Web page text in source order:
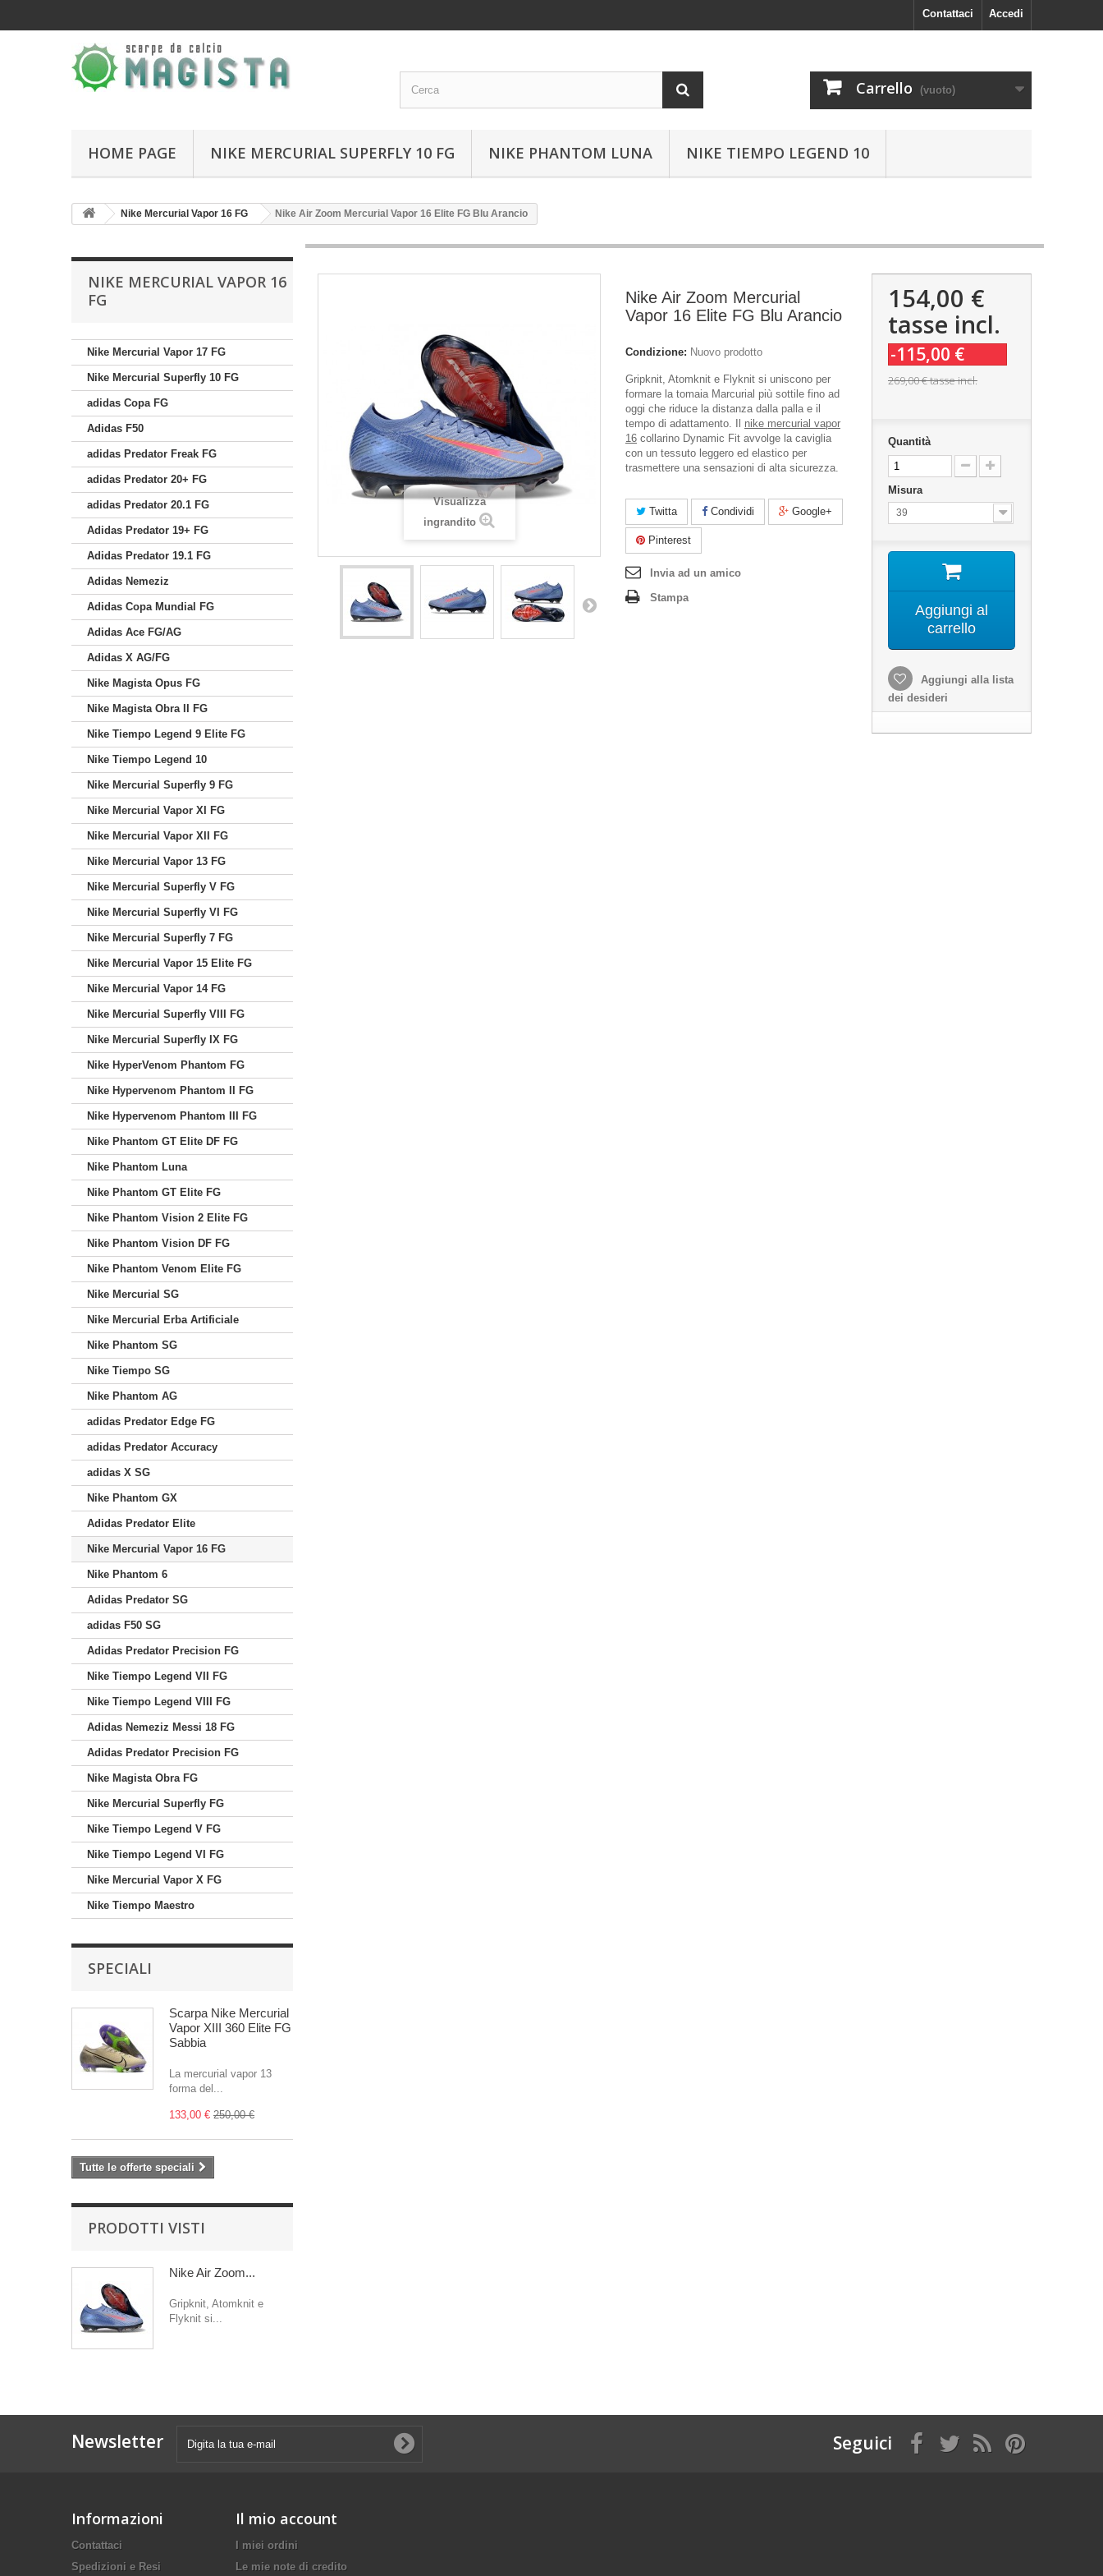
Accedi
Contattaci
Carrello (vuoto)
HOME PAGE NIKE MERCURIAL SUPERFLY 10 FG NIKE PHANTOM LUNA NIKE TIEMPO LEGEND 10
Nike Mercurial Vapor 16 FG Nike Air Zoom Mercurial Vapor 16 Elite FG Blu Arancio
NIKE MERCURIAL VAPOR 16
FG
Nike Mercurial Vapor 17 FG
Nike Mercurial Superfly 10 FG
adidas Copa FG
Adidas F50
adidas Predator Freak FG
adidas Predator 20+ FG
adidas Predator 20.1 FG
Adidas Predator 19+ FG
Adidas Predator 19.1 FG
Adidas Nemeziz
Adidas Copa Mundial FG
Adidas Ace FG/AG
Adidas X AG/FG
Nike Magista Opus FG
Nike Magista Obra II FG
Nike Tiempo Legend 9 Elite FG
Nike Tiempo Legend 10
Nike Mercurial Superfly 9 FG
Nike Mercurial Vapor XI FG
Nike Mercurial Vapor XII FG
Nike Mercurial Vapor 13 FG
Nike Mercurial Superfly V FG
Nike Mercurial Superfly VI FG
Nike Mercurial Superfly 7 FG
Nike Mercurial Vapor 15 Elite FG
Nike Mercurial Vapor 14 FG
Nike Mercurial Superfly VIII FG
Nike Mercurial Superfly IX FG
Nike HyperVenom Phantom FG
Nike Hypervenom Phantom II FG
Nike Hypervenom Phantom III FG
Nike Phantom GT Elite DF FG
Nike Phantom Luna
Nike Phantom GT Elite FG
Nike Phantom Vision 2 Elite FG
Nike Phantom Vision DF FG
Nike Phantom Venom Elite FG
Nike Mercurial SG
Nike Mercurial Erba Artificiale
Nike Phantom SG
Nike Tiempo SG
Nike Phantom AG
adidas Predator Edge FG
adidas Predator Accuracy
adidas X SG
Nike Phantom GX
Adidas Predator Elite
Nike Mercurial Vapor 16 FG
Nike Phantom 6
Adidas Predator SG
adidas F50 SG
Adidas Predator Precision FG
Nike Tiempo Legend VII FG
Nike Tiempo Legend VIII FG
Adidas Nemeziz Messi 18 FG
Adidas Predator Precision FG
Nike Magista Obra FG
Nike Mercurial Superfly FG
Nike Tiempo Legend V FG
Nike Tiempo Legend VI FG
Nike Mercurial Vapor X FG
Nike Tiempo Maestro
SPECIALI
Scarpa Nike Mercurial
Vapor XIII 360 Elite FG
Sabbia
La mercurial vapor 13
forma del...
133,00 € 250,00 €
Tutte le offerte speciali
PRODOTTI VISTI
Nike Air Zoom...
Gripknit, Atomknit e
Flyknit si...
Visualizza
ingrandito
Nike Air Zoom Mercurial
Vapor 16 Elite FG Blu Arancio
Condizione: Nuovo prodotto
Gripknit, Atomknit e Flyknit si uniscono per
formare la tomaia Marcurial più sottile fino ad
oggi che riduce la distanza dalla palla e il
tempo di adattamento. Il nike mercurial vapor
16 collarino Dynamic Fit avvolge la caviglia
con un tessuto leggero ed elastico per
trasmettere una sensazioni di alta sicurezza.
Twitta Condividi Google+
Pinterest
Invia ad un amico
Stampa
154,00 €
tasse incl.
-115,00 €
269,00 €tasse incl.
Quantità
Misura
39
Aggiungi al
carrello
Aggiungi alla lista
dei desideri
Newsletter Seguici
Informazioni
Contattaci
Spedizioni e Resi
Il mio account
I miei ordini
Le mie note di credito